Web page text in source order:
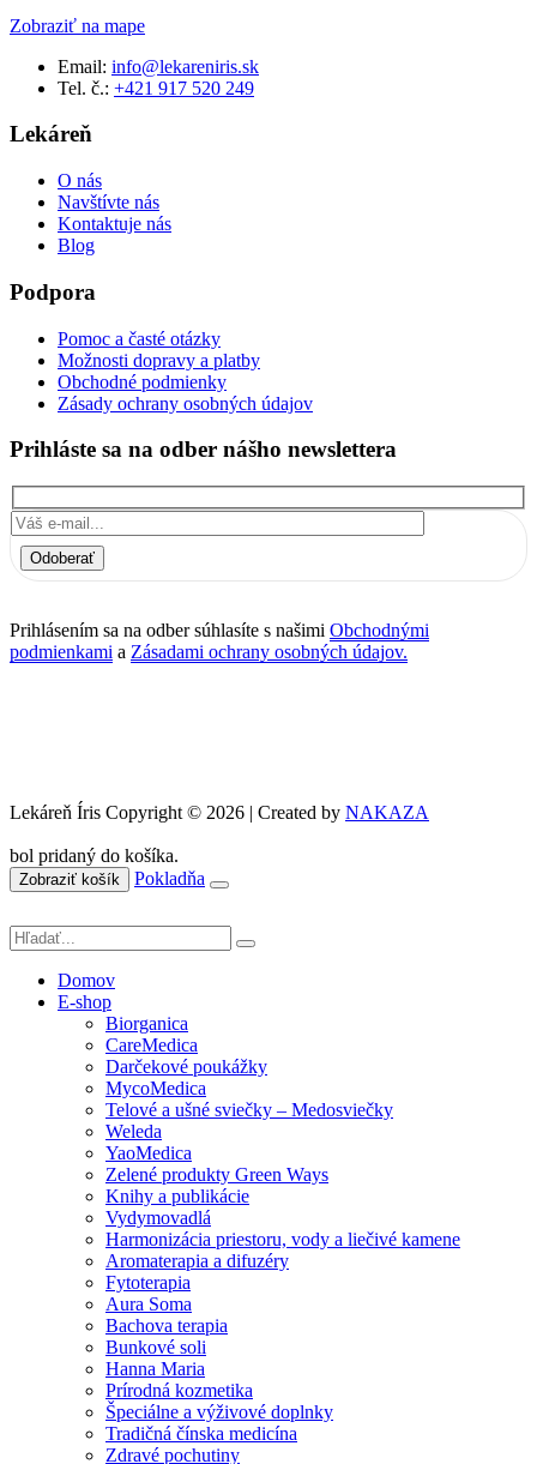
Zobraziť na mape
Email: info@lekareniris.sk
Tel. č.: +421 917 520 249
Lekáreň
O nás
Navštívte nás
Kontaktuje nás
Blog
Podpora
Pomoc a časté otázky
Možnosti dopravy a platby
Obchodné podmienky
Zásady ochrany osobných údajov
Prihláste sa na odber nášho newslettera
Odoberať
Prihlásením sa na odber súhlasíte s našimi Obchodnými
podmienkami a Zásadami ochrany osobných údajov.
Lekáreň Íris Copyright © 2026 | Created by NAKAZA
bol pridaný do košíka.
Zobraziť košík Pokladňa
Domov
E-shop
Biorganica
CareMedica
Darčekové poukážky
MycoMedica
Telové a ušné sviečky – Medosviečky
Weleda
YaoMedica
Zelené produkty Green Ways
Knihy a publikácie
Vydymovadlá
Harmonizácia priestoru, vody a liečivé kamene
Aromaterapia a difuzéry
Fytoterapia
Aura Soma
Bachova terapia
Bunkové soli
Hanna Maria
Prírodná kozmetika
Špeciálne a výživové doplnky
Tradičná čínska medicína
Zdravé pochutiny